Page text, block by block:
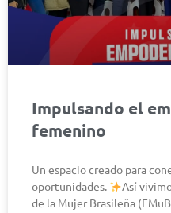
Impulsando el
femenino
Un espacio creado para
oportunidades.
Así
de la Mujer Brasileña